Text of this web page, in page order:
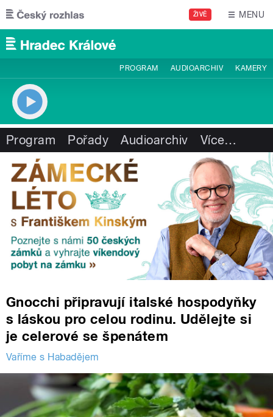
Přejít k hlavnímu obsahu
ŽIVĚ MENU
PROGRAM AUDIOARCHIV KAMERY
Program Pořady Audioarchiv Více…
Gnocchi připravují italské hospodyňky
s láskou pro celou rodinu. Udělejte si
je celerové se špenátem
Vaříme s Habadějem